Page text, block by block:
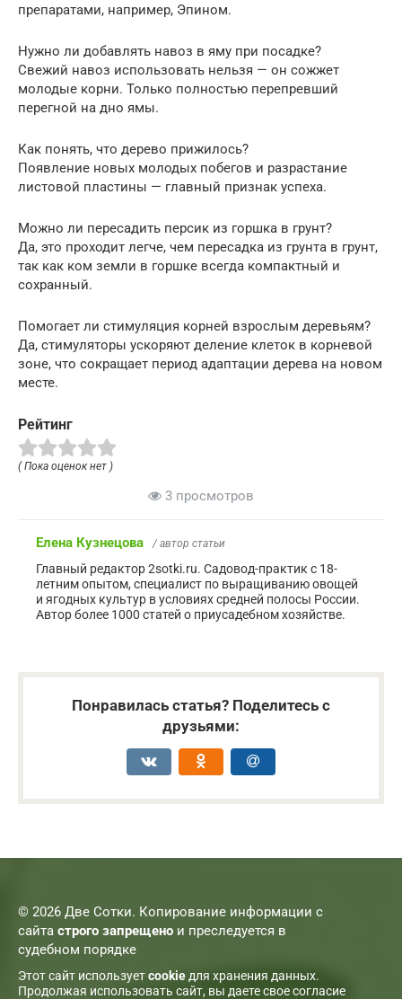
препаратами, например, Эпином.
Нужно ли добавлять навоз в яму при посадке?
Свежий навоз использовать нельзя — он сожжет
молодые корни. Только полностью перепревший
перегной на дно ямы.
Как понять, что дерево прижилось?
Появление новых молодых побегов и разрастание
листовой пластины — главный признак успеха.
Можно ли пересадить персик из горшка в грунт?
Да, это проходит легче, чем пересадка из грунта в грунт,
так как ком земли в горшке всегда компактный и
сохранный.
Помогает ли стимуляция корней взрослым деревьям?
Да, стимуляторы ускоряют деление клеток в корневой
зоне, что сокращает период адаптации дерева на новом
месте.
Рейтинг
( Пока оценок нет )
3 просмотров
Елена Кузнецова / автор статьи
Главный редактор 2sotki.ru. Садовод-практик с 18-
летним опытом, специалист по выращиванию овощей
и ягодных культур в условиях средней полосы России.
Автор более 1000 статей о приусадебном хозяйстве.
Понравилась статья? Поделитесь с
друзьями:
© 2026 Две Сотки. Копирование информации с
сайта строго запрещено и преследуется в
судебном порядке
Этот сайт используетcookieдля хранения данных.
Продолжая использовать сайт, вы даете свое согласие